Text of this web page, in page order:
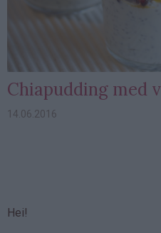
Chiapudding med
14.06.2016
Hei!